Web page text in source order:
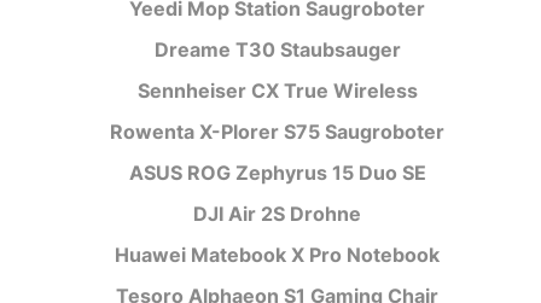
Yeedi Mop Station Saugroboter
Dreame T30 Staubsauger
Sennheiser CX True Wireless
Rowenta X-Plorer S75 Saugroboter
ASUS ROG Zephyrus 15 Duo SE
DJI Air 2S Drohne
Huawei Matebook X Pro Notebook
Tesoro Alphaeon S1 Gaming Chair